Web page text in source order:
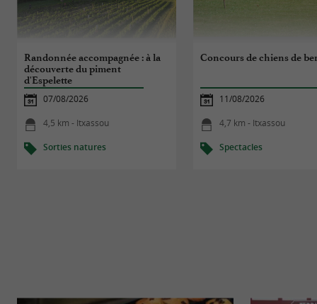
Randonnée accompagnée : à la
découverte du piment
d'Espelette
07/08/2026
4,5 km - Itxassou
Sorties natures
Concours de chiens de
11/08/2026
4,7 km - Itxassou
Spectacles